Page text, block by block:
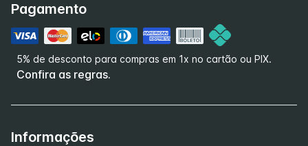
Pagamento
5% de desconto para compras em 1x no cartão ou PIX.
Confira as regras.
Informações